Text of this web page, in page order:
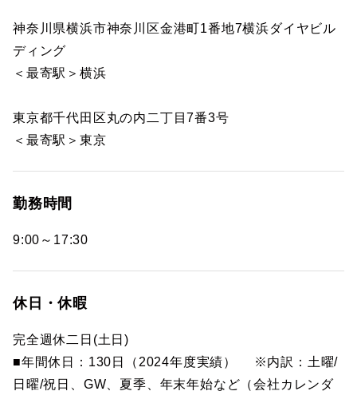
神奈川県横浜市神奈川区金港町1番地7横浜ダイヤビル
ディング
＜最寄駅＞横浜
東京都千代田区丸の内二丁目7番3号
＜最寄駅＞東京
勤務時間
9:00～17:30
休日・休暇
完全週休二日(土日)
■年間休日：130日（2024年度実績） ※内訳：土曜/
日曜/祝日、GW、夏季、年末年始など（会社カレンダ